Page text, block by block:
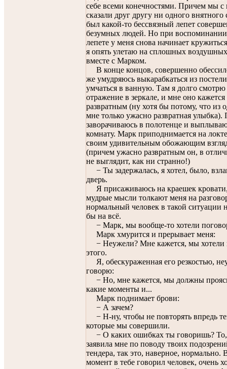
себе всеми конечностями. Причем мы с
сказали друг другу ни одного внятного
был какой-то бессвязный лепет
безумных людей. Но при
лепете у меня снова начинает
я опять улетаю на сплошных
вместе с Марком.
В конце концов, совершенно
же умудряюсь выкарабкаться из
умчаться в ванную. Там я долго смотрю
отражение в зеркале, и мне оно
развратным (ну хотя бы потому, что из
мне только ужасно развратная улыбка).
заворачиваюсь в полотенце и
комнату. Марк приподнимается на
своим удивительным обожающим
(причем ужасно развратным он, в
не выглядит, как ни странно!)
− Ты задержалась, я хотел, было,
дверь.
Я присаживаюсь на краешек
мудрые мысли толкают меня на
нормальный человек в такой ситуации
бы на всё.
− Марк, мы вообще-то хотели
Марк хмурится и прерывает меня:
− Неужели? Мне кажется, мы хотели
этого.
Я, обескураженная его резкостью,
говорю:
− Но, мне кажется, мы должны
какие моменты и...
Марк поднимает брови:
− А зачем?
− Н-ну, чтобы не повторять впредь
которые мы совершили.
− О каких ошибках ты говоришь?
заявила мне по поводу твоих
тендера, так это, наверное, нормально.
момент в тебе говорил человек, очень